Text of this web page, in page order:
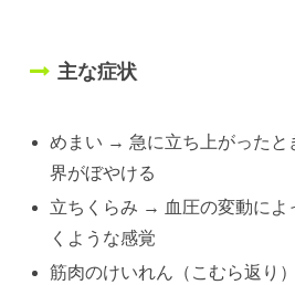
主な症状
めまい → 急に立ち上がったと
界がぼやける
立ちくらみ → 血圧の変動によ
くような感覚
筋肉のけいれん（こむら返り